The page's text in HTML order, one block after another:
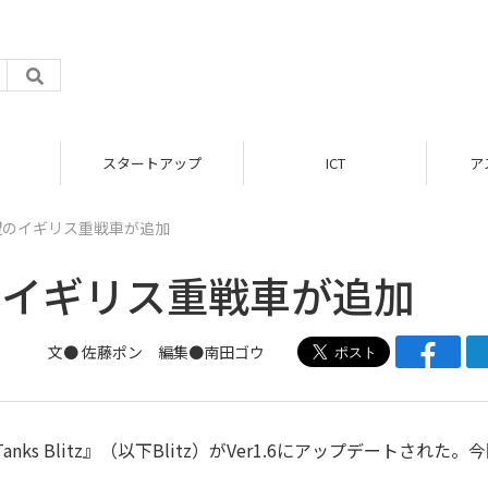
スタートアップ ICT ア
イギリス重戦車が追加
ギリス重戦車が追加
文● 佐藤ポン 編集●南田ゴウ
Blitz』（以下Blitz）がVer1.6にアップデートされた。